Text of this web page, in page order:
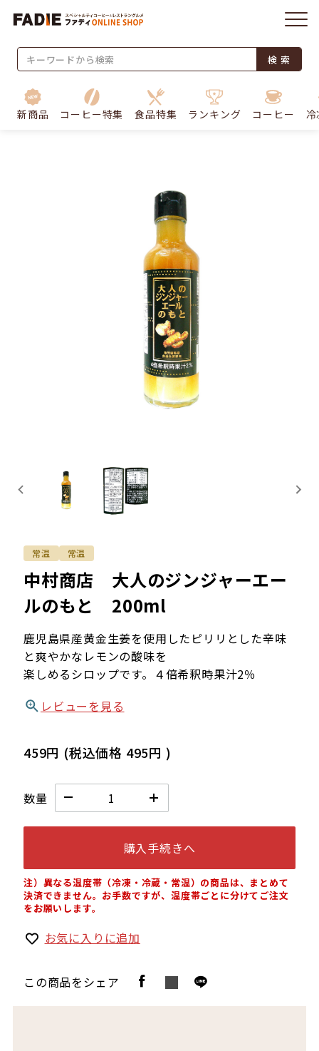
検 索
新商品 コーヒー特集 食品特集 ランキング コーヒー
中村商店 大人のジンジャーエー
ルのもと 200ml
鹿児島県産黄金生姜を使用したピリリとした辛味
と爽やかなレモンの酸味を
楽しめるシロップです。４倍希釈時果汁2％
レビューを見る
459円 (税込価格 495円 )
数量
購入手続きへ
注）異なる温度帯（冷凍・冷蔵・常温）の商品は、まとめて
決済できません。お手数ですが、温度帯ごとに分けてご注文
をお願いします。
お気に入りに追加
この商品をシェア
常温 常温